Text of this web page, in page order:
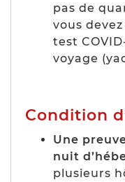
pas de
vous
test
voyage
Condition
Une
nuit
plusieurs